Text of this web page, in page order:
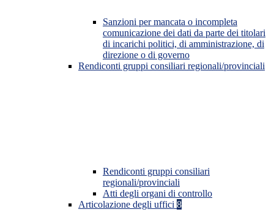
Sanzioni per mancata o incompleta
comunicazione dei dati da parte dei titolari
di incarichi politici, di amministrazione, di
direzione o di governo
Rendiconti gruppi consiliari regionali/provinciali
Rendiconti gruppi consiliari
regionali/provinciali
Atti degli organi di controllo
Articolazione degli uffici 8